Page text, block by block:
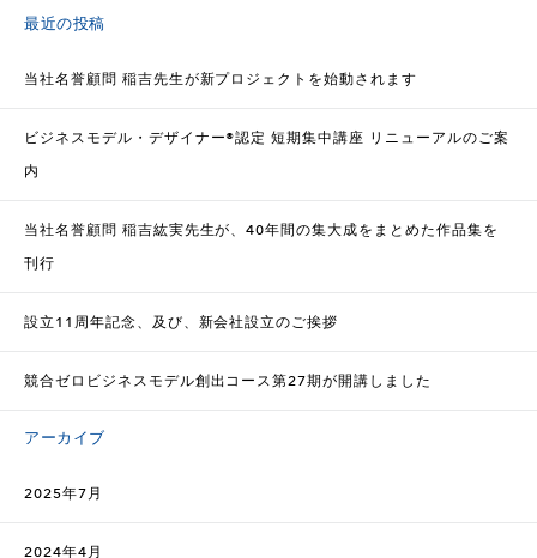
最近の投稿
当社名誉顧問 稲吉先生が新プロジェクトを始動されます
ビジネスモデル・デザイナー®認定 短期集中講座 リニューアルのご案
内
当社名誉顧問 稲吉紘実先生が、40年間の集大成をまとめた作品集を
刊行
設立11周年記念、及び、新会社設立のご挨拶
競合ゼロビジネスモデル創出コース第27期が開講しました
アーカイブ
2025年7月
2024年4月